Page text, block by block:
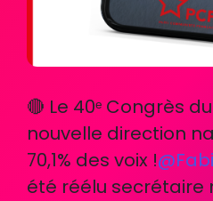
🔴 Le 40ᵉ Congrès
nouvelle direction
70,1% des voix !
été réélu secrétaire